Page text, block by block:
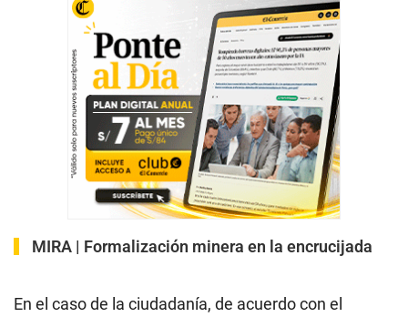
MIRA | Formalización minera en la encrucijada
En el caso de la ciudadanía, de acuerdo con el